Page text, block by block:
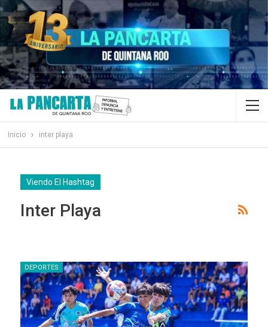
Inicio inter playa
Viendo El Hashtag
Inter Playa
DEPORTES